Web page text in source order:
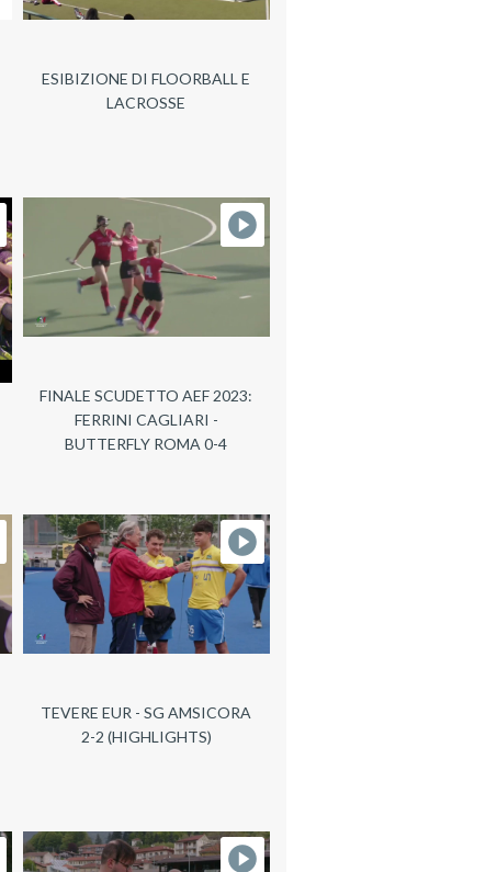
ESIBIZIONE DI FLOORBALL E
LACROSSE
FINALE SCUDETTO AEF 2023:
FERRINI CAGLIARI -
BUTTERFLY ROMA 0-4
TEVERE EUR - SG AMSICORA
2-2 (HIGHLIGHTS)